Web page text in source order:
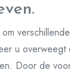
u
Door de